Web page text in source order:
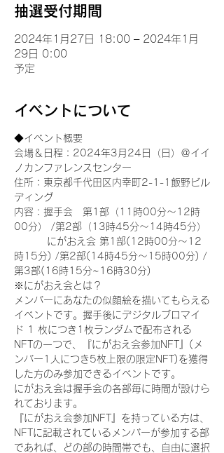
抽選受付期間
2024年1月27日 18:00 – 2024年1月
29日 0:00
予定
イベントについて
◆イベント概要
会場＆日程：2024年3月24日（日）＠イイ
ノカンファレンスセンター
住所：東京都千代田区内幸町2-1-1飯野ビル
ディング
内容：握手会　第1部（11時00分～12時
00分） /第2部（13時45分～14時45分）
にがおえ会 第1部(12時00分～12
時15分) /第2部(14時45分～15時00分) /
第3部(16時15分~16時30分)
※にがおえ会とは？
メンバーにあなたの似顔絵を描いてもらえる
イベントです。握手後にデジタルブロマイ
ド 1 枚につき1枚ランダムで配布される
NFTの一つで、『にがおえ会参加NFT』(メ
ンバー1人につき5枚上限の限定NFT)を獲得
した方のみ参加できるイベントです。
にがおえ会は握手会の各部毎に時間が設けら
れております。
『にがおえ会参加NFT』を持っている方は、
NFTに記載されているメンバーが参加する部
であれば、どの部の時間帯でも、自由に選択